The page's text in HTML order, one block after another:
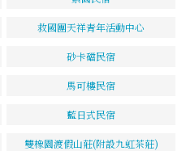
救國團天祥青年活動中心
砂卡礑民宿
馬可樓民宿
藍日式民宿
雙橡園渡假山莊(附設九虹茶莊)